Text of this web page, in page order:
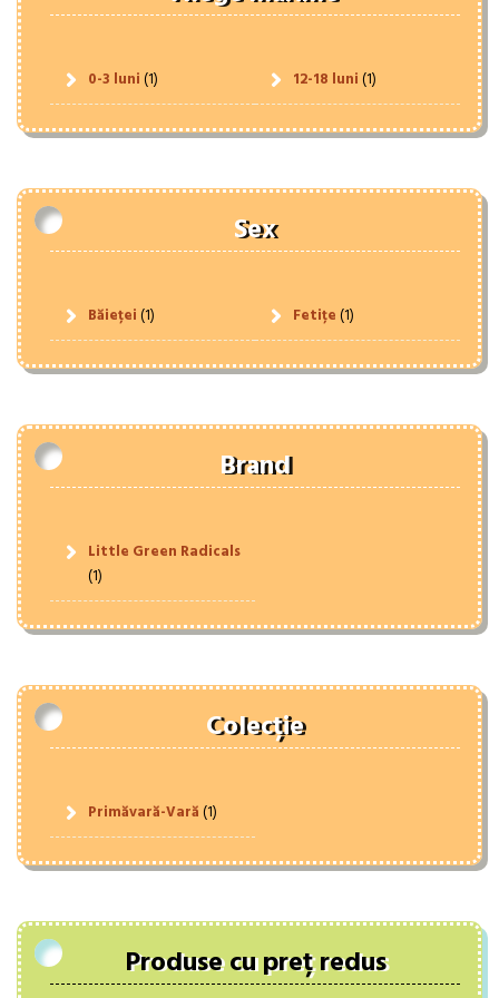
0-3 luni(1) 12-18 luni(1)
Sex
Băieței(1) Fetițe(1)
Brand
Little Green Radicals
(1)
Colecție
Primăvară-Vară(1)
Produse cu preț redus